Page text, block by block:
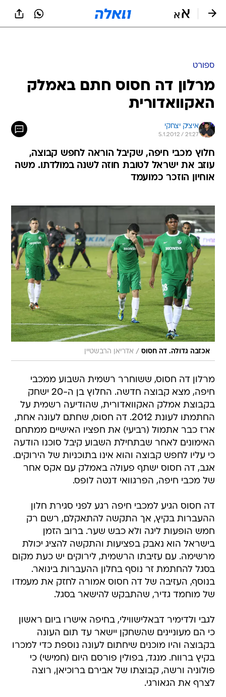
ספורט
מרלון דה חסוס חתם באמלק
האקוואדורית
איציק יצחקי
5.1.2012 / 21:27
חלוץ מכבי חיפה, שקיבל הוראה לחפש קבוצה,
עוזב את ישראל לטובת חוזה לשנה במולדתו. משה
אוחיון הוזכר כמועמד
אכזבה גדולה. דה חסוס / אדריאן הרבשטיין
מרלון דה חסוס, ששוחרר רשמית השבוע ממכבי
חיפה, מצא קבוצה חדשה. החלוץ בן ה-20 ישחק
בקבוצת אמלק האקוואדורית, שהודיעה רשמית על
החתמתו לעונת 2012. דה חסוס, שחתם לעונה אחת,
ארז כבר אתמול (רביעי) את חפציו האישיים ממתחם
האימונים לאחר שבתחילת השבוע קיבל סוכנו הודעה
כי עליו לחפש קבוצה והוא אינו בתוכניות של הירוקים.
אגב, דה חסוס ישתף פעולה באמלק עם אקס אחר
של מכבי חיפה, הפרגוואי דנטה לופס.
דה חסוס הגיע למכבי חיפה רגע לפני סגירת חלון
ההעברות בקיץ, אך התקשה להתאקלם, רשם רק
חמש הופעות ליגה ולא כבש שער. ברוב הזמן
בישראל הוא נאבק בפציעות והתקשה להציג יכולת
מרשימה. עם עזיבתו הרשמית, לירוקים יש כעת מקום
בסגל להחתמת זר נוסף בחלון ההעברות בינואר.
בנוסף, העזיבה של דה חסוס אמורה לחזק את מעמדו
של מוחמד גדיר, שהתבקש להישאר בסגל.
לגבי ולדימיר דבאלישווילי, בחיפה אישרו ביום ראשון
כי הם מעוניינים שהשחקן יישאר עד תום העונה
בקבוצה והיו מוכנים שיחתום לעונה נוספת כדי למכרו
בקיץ ברווח. מנגד, בפולין פורסם היום (חמישי) כי
פולוניה ורשה, קבוצתו של אבירם ברוכיאן, רוצה
לצרף את הגאורגי.